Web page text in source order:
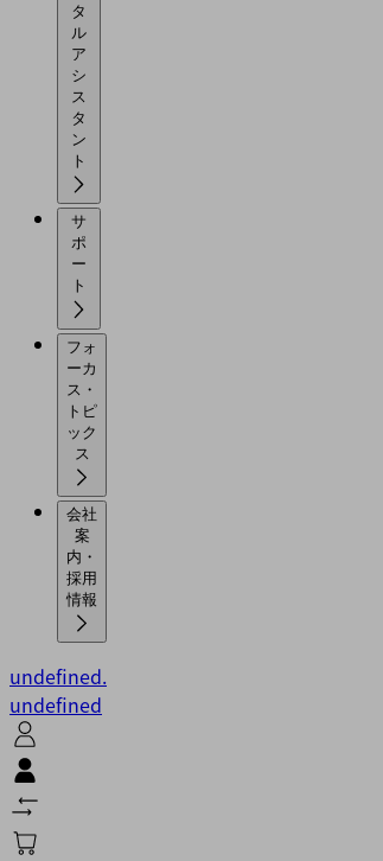
タ
ル
ア
シ
ス
タ
ン
サ
ポ
ー
フォ
ーカ
ス・
トピ
ック
会社
案
内・
採用
情報
undefined.
undefined